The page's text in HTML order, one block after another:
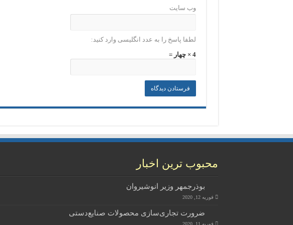
وب‌ سایت
لطفا پاسخ را به عدد انگلیسی وارد کنید:
4 × چهار =
محبوب ترین اخبار
بوذرجمهر وزیر انوشیروان
فوریه 12, 2020
ضرورت تجاری‌سازی محصولات صنایع‌دستی
فوریه 11, 2020